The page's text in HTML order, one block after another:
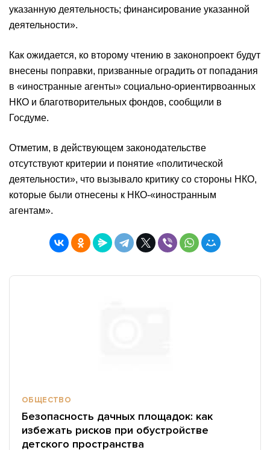
указанную деятельность; финансирование указанной
деятельности».
Как ожидается, ко второму чтению в законопроект будут
внесены поправки, призванные оградить от попадания
в «иностранные агенты» социально-ориентирвоанных
НКО и благотворительных фондов, сообщили в
Госдуме.
Отметим, в действующем законодательстве
отсутствуют критерии и понятие «политической
деятельности», что вызывало критику со стороны НКО,
которые были отнесены к НКО-«иностранным
агентам».
ОБЩЕСТВО
Безопасность дачных площадок: как
избежать рисков при обустройстве
детского пространства